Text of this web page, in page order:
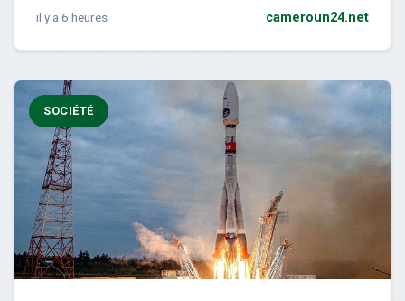
il y a 6 heures cameroun24.net
SOCIÉTÉ